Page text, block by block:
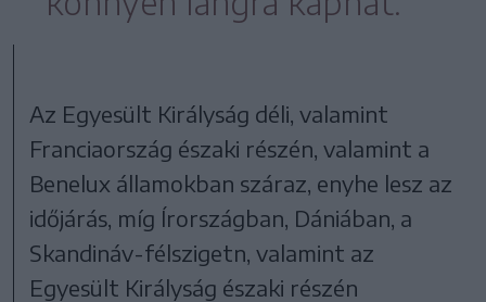
Az Egyesült Királyság déli, valamint
Franciaország északi részén, valamint a
Benelux államokban száraz, enyhe lesz az
időjárás, míg Írországban, Dániában, a
Skandináv-félszigetn, valamint az
Egyesült Királyság északi részén